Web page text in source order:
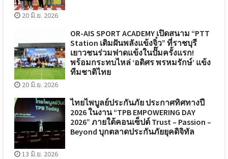
20 มิ.ย. 2026
OR-AIS SPORT ACADEMY เปิดสนาม “PTT
Station เติมฝันพลังแข้งจิ๋ว” ที่ราชบุรี
เยาวชนร่วมฟาดแข้งในปั๊มครั้งแรก!
พร้อมกระทบไหล่ ‘อดิศร พรหมรักษ์’ แข้ง
ทีมชาติไทย
20 มิ.ย. 2026
ไทยไพบูลย์ประกันภัย ประกาศทิศทางปี
2026 ในงาน “TPB EMPOWERING DAY
2026” ภายใต้คอนเซ็ปต์ Trust – Passion –
Beyond บุกตลาดประกันภัยยุคดิจิทัล
13 มิ.ย. 2026